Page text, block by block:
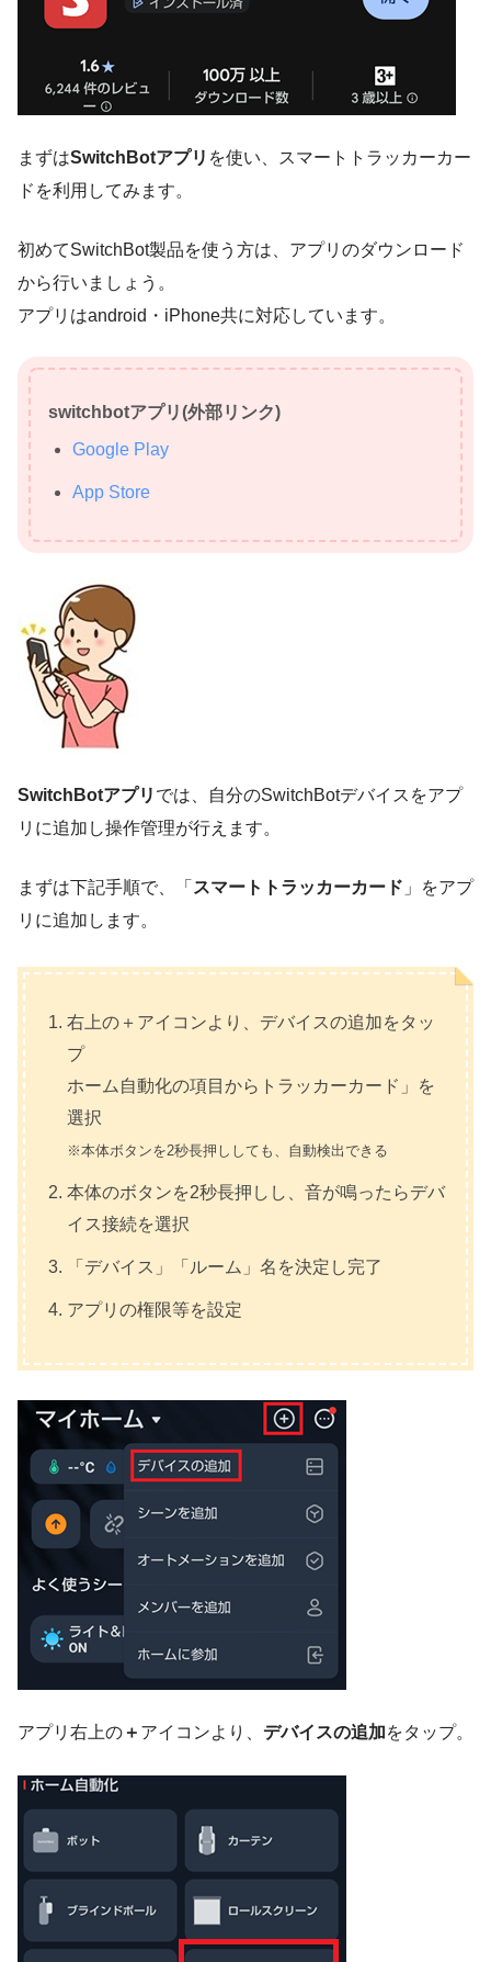
まずはSwitchBotアプリ を使い、スマートトラッカーカー
ドを利用してみます。
初めてSwitchBot製品を使う方は、アプリのダウンロード
から行いましょう。
アプリはandroid・iPhone共に対応しています。
switchbotアプリ(外部リンク)
Google Play
App Store
SwitchBotアプリ では、自分のSwitchBotデバイスをアプ
リに追加し操作管理が行えます。
まずは下記手順で、「 スマートトラッカーカード 」をアプ
リに追加します。
右上の＋アイコンより、デバイスの追加をタッ
プ
ホーム自動化の項目からトラッカーカード」を
選択
※本体ボタンを2秒長押ししても、自動検出できる
本体のボタンを2秒長押しし、音が鳴ったらデバ
イス接続を選択
「デバイス」「ルーム」名を決定し完了
アプリの権限等を設定
アプリ右上の ＋ アイコンより、 デバイスの追加をタップ。